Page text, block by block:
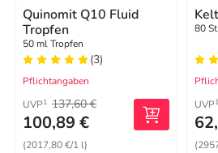
Quinomit Q10 Fluid
Tropfen
50 ml Tropfen
(3)
Pflichtangaben
UVP1 137,60 €
100,89 €
(2017,80 €/1 l)
80
UVP1